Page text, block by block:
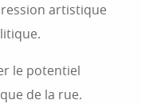
artistique
le potentiel
de la rue.